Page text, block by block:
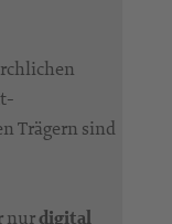
Trägern sind
nurdigital